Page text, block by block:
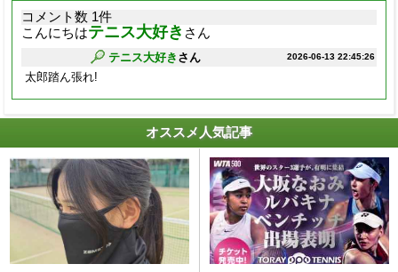
コメント数 1件
こんにちはテニス大好き さん
2026-06-13 22:45:26
テニス大好き さん
太郎踏ん張れ!
オススメ人気記事